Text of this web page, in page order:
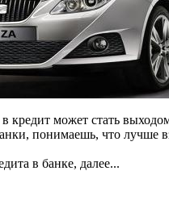
может стать
понимаешь, что лучше
в банке, далее...